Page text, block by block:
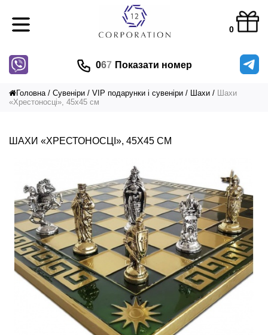
0
067 Показати номер
Головна Сувеніри VIP подарунки і сувеніри Шахи
Шахи
«Хрестоносці», 45х45 см
ШАХИ «ХРЕСТОНОСЦІ», 45Х45 СМ